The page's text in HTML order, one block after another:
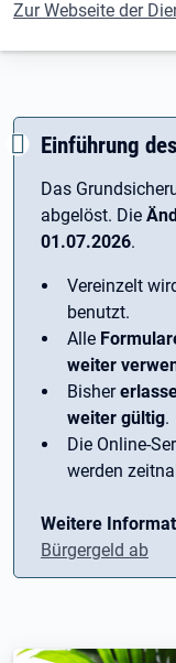
Zur Webseite der
Einführung
Das
abgelöst. Die
01.07.2026.
Vereinzelt
benutzt.
Alle
weiter
Bisher
weiter gültig.
Die Online-
werden
Weitere
Bürgergeld ab